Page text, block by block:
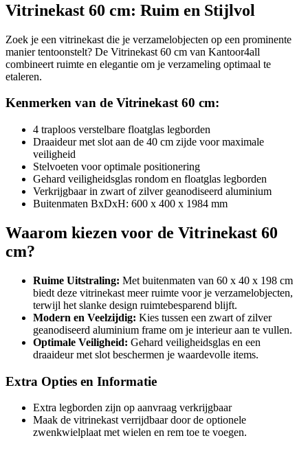
Vitrinekast 60 cm: Ruim en Stijlvol
Zoek je een vitrinekast die je verzamelobjecten op een prominente
manier tentoonstelt? De Vitrinekast 60 cm van Kantoor4all
combineert ruimte en elegantie om je verzameling optimaal te
etaleren.
Kenmerken van de Vitrinekast 60 cm:
4 traploos verstelbare floatglas legborden
Draaideur met slot aan de 40 cm zijde voor maximale
veiligheid
Stelvoeten voor optimale positionering
Gehard veiligheidsglas rondom en floatglas legborden
Verkrijgbaar in zwart of zilver geanodiseerd aluminium
Buitenmaten BxDxH: 600 x 400 x 1984 mm
Waarom kiezen voor de Vitrinekast 60
cm?
Ruime Uitstraling: Met buitenmaten van 60 x 40 x 198 cm
biedt deze vitrinekast meer ruimte voor je verzamelobjecten,
terwijl het slanke design ruimtebesparend blijft.
Modern en Veelzijdig: Kies tussen een zwart of zilver
geanodiseerd aluminium frame om je interieur aan te vullen.
Optimale Veiligheid: Gehard veiligheidsglas en een
draaideur met slot beschermen je waardevolle items.
Extra Opties en Informatie
Extra legborden zijn op aanvraag verkrijgbaar
Maak de vitrinekast verrijdbaar door de optionele
zwenkwielplaat met wielen en rem toe te voegen.